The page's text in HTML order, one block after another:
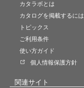
カタラボとは
カタログを掲載するには
トピックス
ご利用条件
使い方ガイド
個人情報保護方針
関連サイト